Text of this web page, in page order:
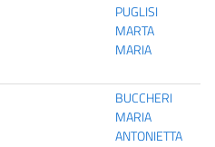
PUGLISI
MARTA
MARIA
BUCCHERI
MARIA
ANTONIETTA